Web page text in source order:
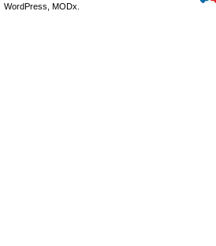
WordPress, MODx.